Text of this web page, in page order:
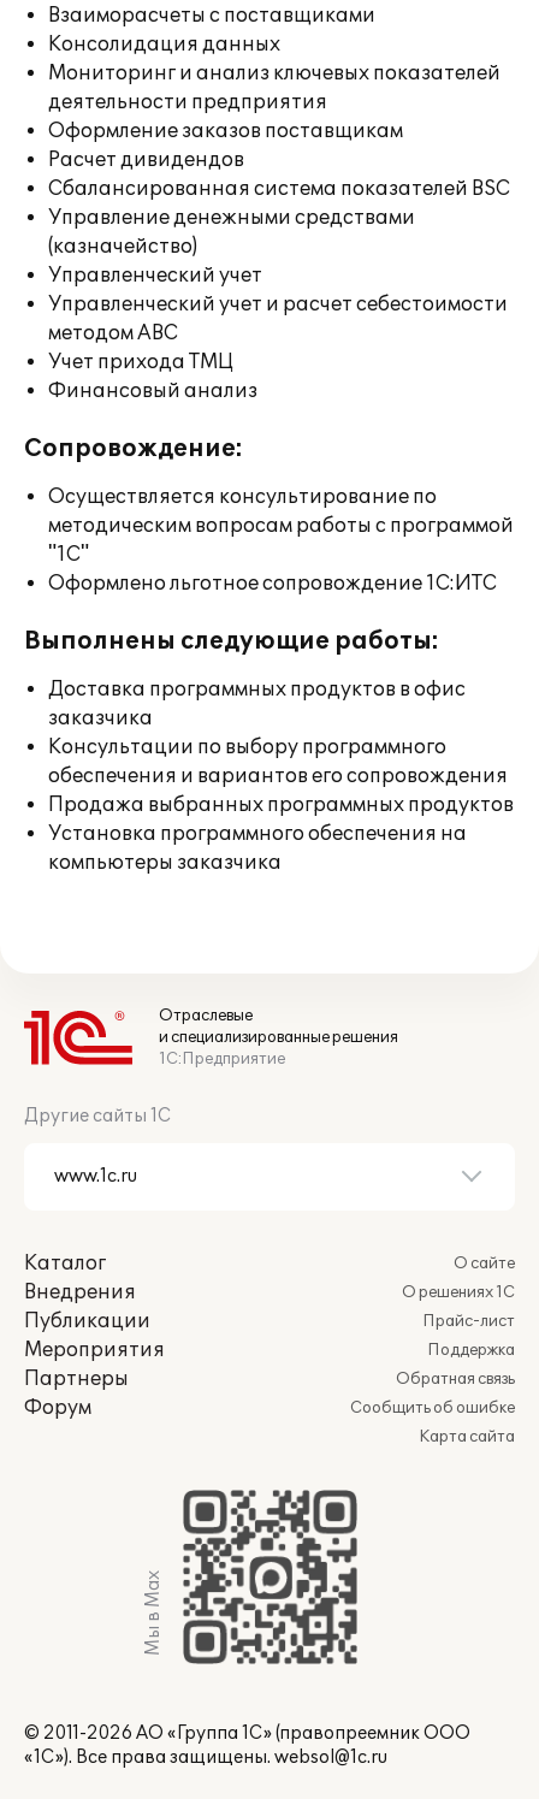
Взаиморасчеты с поставщиками
Консолидация данных
Мониторинг и анализ ключевых показателей
деятельности предприятия
Оформление заказов поставщикам
Расчет дивидендов
Сбалансированная система показателей BSC
Управление денежными средствами
(казначейство)
Управленческий учет
Управленческий учет и расчет себестоимости
методом ABC
Учет прихода ТМЦ
Финансовый анализ
Сопровождение:
Осуществляется консультирование по
методическим вопросам работы с программой
"1С"
Оформлено льготное сопровождение 1С:ИТС
Выполнены следующие работы:
Доставка программных продуктов в офис
заказчика
Консультации по выбору программного
обеспечения и вариантов его сопровождения
Продажа выбранных программных продуктов
Установка программного обеспечения на
компьютеры заказчика
Отраслевые
и специализированные решения
1С:Предприятие
Другие сайты 1С
Каталог
Внедрения
Публикации
Мероприятия
Партнеры
Форум
О сайте
О решениях 1С
Прайс-лист
Поддержка
Обратная связь
Сообщить об ошибке
Карта сайта
Мы в Max
© 2011-2026 АО «Группа 1С» (правопреемник ООО
«1С»). Все права защищены. websol@1c.ru